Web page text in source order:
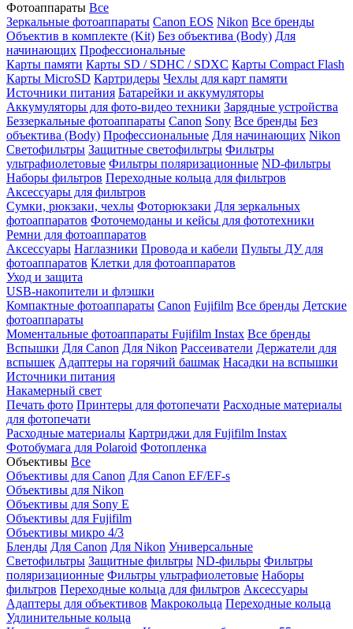
Фотоаппараты Все
Зеркальные фотоаппараты Canon EOS Nikon Все бренды
Объектив в комплекте (Kit) Без объектива (Body) Для
начинающих Профессиональные
Карты памяти Карты SD / SDHC / SDXC Карты Compact Flash
Карты MicroSD Картридеры Чехлы для карт памяти
Источники питания Батарейки и аккумуляторы
Аккумуляторы для фото-видео техники Зарядные устройства
Беззеркальные фотоаппараты Canon Sony Все бренды Без
объектива (Body) Профессиональные Для начинающих Nikon
Светофильтры Защитные светофильтры Фильтры
ультрафиолетовые Фильтры поляризационные ND-фильтры
Наборы фильтров Переходные кольца для фильтров
Аксессуары для фильтров
Сумки, рюкзаки, чехлы Фоторюкзаки Для зеркальных
фотоаппаратов Фоточемоданы и кейсы для фототехники
Ремни для фотоаппаратов
Аксессуары Наглазники Провода и кабели Пульты ДУ для
фотоаппаратов Клетки для фотоаппаратов
Уход и защита
USB-накопители и флэшки
Компактные фотоаппараты Canon Fujifilm Все бренды Детские
фотоаппараты
Моментальные фотоаппараты Fujifilm Instax Все бренды
Вспышки Для Canon Для Nikon Рассеиватели Держатели для
вспышек Адаптеры на горячий башмак Насадки на вспышки
Источники питания
Накамерный свет
Печать фото Принтеры для фотопечати Расходные материалы
для фотопечати
Расходные материалы Картриджи для Fujifilm Instax
Фотобумага для Polaroid Фотопленка
Объективы Все
Объективы для Canon Для Canon EF/EF-s
Объективы для Nikon
Объективы для Sony E
Объективы для Fujifilm
Объективы микро 4/3
Бленды Для Canon Для Nikon Универсальные
Светофильтры Защитные фильтры ND-фильры Фильтры
поляризационные Фильтры ультрафиолетовые Наборы
фильтров Переходные кольца для фильтров Аксессуары
Адаптеры для объективов Макрокольца Переходные кольца
Удлинительные кольца